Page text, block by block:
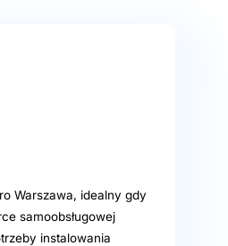
Warszawa, idealny gdy
samoobsługowej
instalowania